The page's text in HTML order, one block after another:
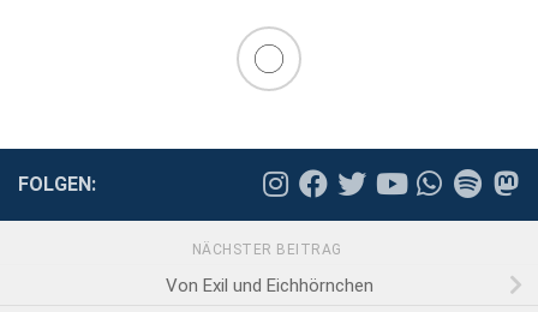
FOLGEN:
NÄCHSTER BEITRAG
Von Exil und Eichhörnchen